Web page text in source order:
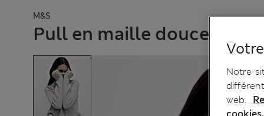
M&S
Pull en maille douce à
Notre
web.